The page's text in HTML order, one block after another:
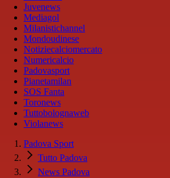
Juvenews
Mediagol
Milanistichannel
Mondoudinese
Notiziecalciomercato
Numericalcio
Padovasport
Pianetamilan
SOS Fanta
Toronews
Tuttobolognaweb
Violanews
Padova Sport
Tutto Padova
News Padova